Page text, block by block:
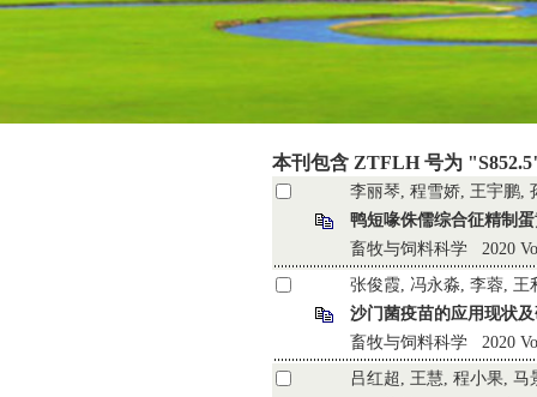
本刊包含 ZTFLH 号为
李丽琴, 程雪娇, 王宇鹏,
鸭短喙侏儒综合征精制
畜牧与饲料科学 2020
张俊霞, 冯永淼, 李蓉, 王
沙门菌疫苗的应用现状
畜牧与饲料科学 2020
吕红超, 王慧, 程小果, 马